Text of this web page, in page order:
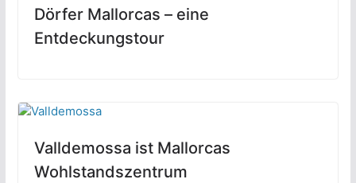
Dörfer Mallorcas – eine
Entdeckungstour
Valldemossa ist Mallorcas
Wohlstandszentrum